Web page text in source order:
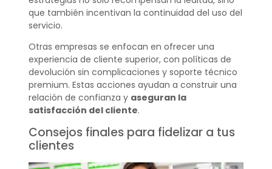
que también incentivan la continuidad del uso del
servicio.
Otras empresas se enfocan en ofrecer una
experiencia de cliente superior, con políticas de
devolución sin complicaciones y soporte técnico
premium. Estas acciones ayudan a construir una
relación de confianza y aseguran la
satisfacción del cliente.
Consejos finales para fidelizar a tus
clientes